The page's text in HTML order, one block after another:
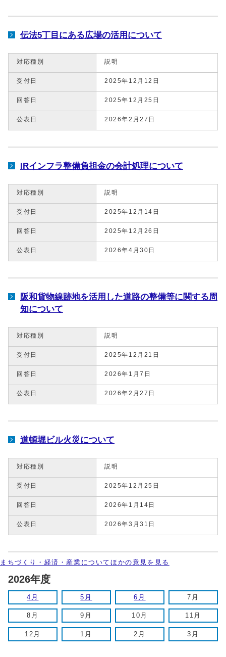
伝法5丁目にある広場の活用について
対応種別 説明
受付日 2025年12月12日
回答日 2025年12月25日
公表日 2026年2月27日
IRインフラ整備負担金の会計処理について
対応種別 説明
受付日 2025年12月14日
回答日 2025年12月26日
公表日 2026年4月30日
阪和貨物線跡地を活用した道路の整備等に関する周
知について
対応種別 説明
受付日 2025年12月21日
回答日 2026年1月7日
公表日 2026年2月27日
道頓堀ビル火災について
対応種別 説明
受付日 2025年12月25日
回答日 2026年1月14日
公表日 2026年3月31日
まちづくり・経済・産業についてほかの意見を見る
2026年度
4月 5月 6月 7月
8月 9月 10月 11月
12月 1月 2月 3月